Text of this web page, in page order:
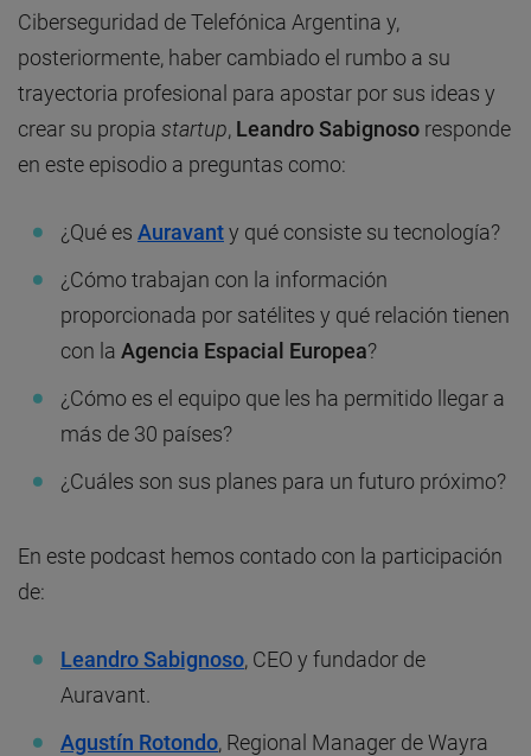
Ciberseguridad de Telefónica Argentina y,
posteriormente, haber cambiado el rumbo a su
trayectoria profesional para apostar por sus ideas y
crear su propia startup, Leandro Sabignoso responde
en este episodio a preguntas como:
¿Qué es Auravanty qué consiste su tecnología?
¿Cómo trabajan con la información
proporcionada por satélites y qué relación tienen
con la Agencia Espacial Europea?
¿Cómo es el equipo que les ha permitido llegar a
más de 30 países?
¿Cuáles son sus planes para un futuro próximo?
En este podcast hemos contado con la participación
de:
Leandro Sabignoso, CEO y fundador de
Auravant.
Agustín Rotondo, Regional Manager de Wayra